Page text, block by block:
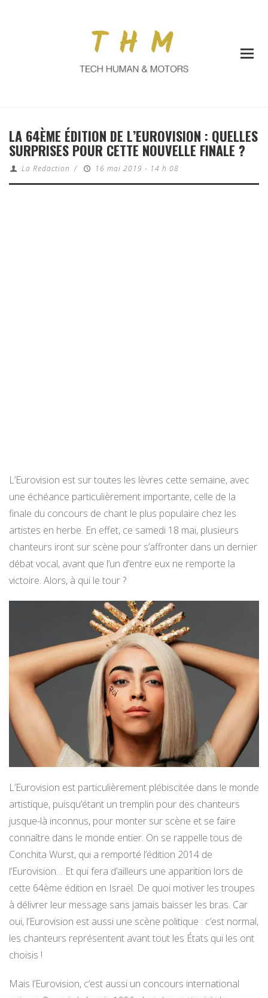
LA 64ÈME ÉDITION DE L’EUROVISION : QUELLES
SURPRISES POUR CETTE NOUVELLE FINALE ?
La Redaction / 16 mai 2019 - 14 h 08
L’Eurovision est sur toutes les lèvres cette semaine, avec
une échéance particulièrement importante, celle de la
finale du concours de chant le plus populaire chez les
artistes en herbe. En effet, ce samedi 18 mai, plusieurs
chanteurs iront sur scène pour s’affronter dans un dernier
débat vocal, avant que l’un d’entre eux ne remporte la
victoire. Alors, à qui le tour ?
L’Eurovision est particulièrement plébiscitée dans le monde
artistique, puisqu’étant un tremplin pour des chanteurs
jusque-là inconnus, pour monter sur scène et se faire
connaître dans le monde entier. On se rappelle tous de
Conchita Wurst, qui a remporté l’édition 2014 de
l’Eurovision… Et qui fera d’ailleurs une apparition lors de
cette 64ème édition en Israël. De quoi motiver les troupes
à délivrer leur message sans jamais baisser les bras. Car
oui, l’Eurovision est aussi une scène politique : c’est normal,
les chanteurs représentent avant tout les États qui les ont
choisis !
Mais l’Eurovision, c’est aussi un concours international